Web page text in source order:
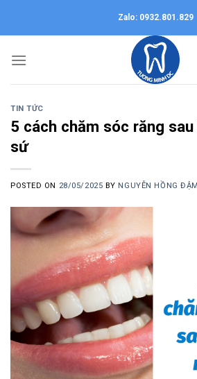
Zalo: 0932.801.829
TIN TỨC
5 cách chăm sóc răng
sứ
POSTED ON 28/05/2025 BY NGUYỄN HỒNG ĐẬM